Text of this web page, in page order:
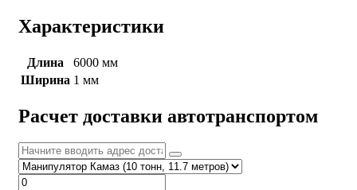
Характеристики
Длина
6000 мм
Ширина 1 мм
Расчет доставки автотранспортом